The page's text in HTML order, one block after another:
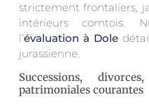
strictement frontaliers,
intérieurs comtois.
l’évaluation à Dole
jurassienne.
Successions,
patrimoniales courantes